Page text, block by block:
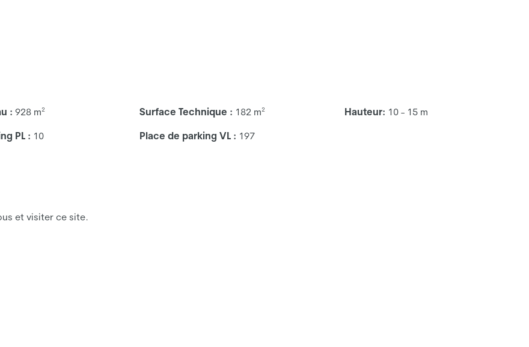
: 928 m² Surface Technique : 182 m² Hauteur: 10 - 15 m
PL : 10 Place de parking VL : 197
et visiter ce site.